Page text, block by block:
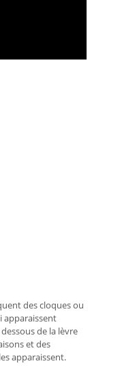
des cloques ou
apparaissent
de la lèvre
et des
apparaissent.